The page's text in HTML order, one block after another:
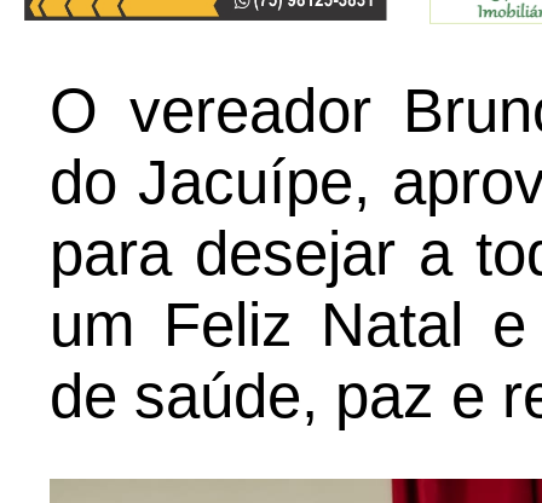
O vereador
do Jacuípe,
para desejar a
um Feliz Natal
de saúde, paz e